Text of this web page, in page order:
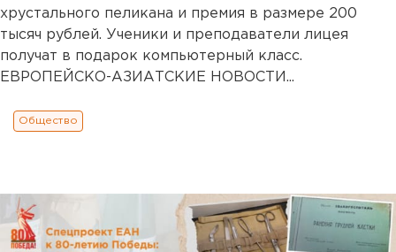
хрустального пеликана и премия в размере 200
тысяч рублей. Ученики и преподаватели лицея
получат в подарок компьютерный класс.
ЕВРОПЕЙСКО-АЗИАТСКИЕ НОВОСТИ...
Общество